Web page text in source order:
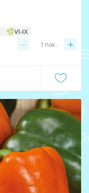
VI-IX
− +
1 пак.